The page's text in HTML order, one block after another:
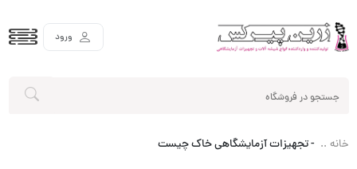
ورود
خانه -تجهیزات آزمایشگاهی خاک چیست